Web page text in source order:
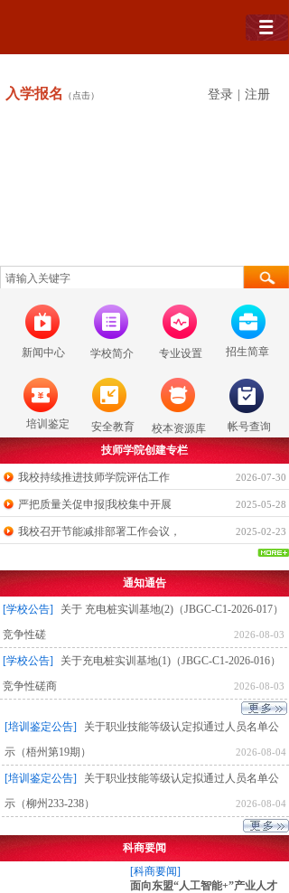
入学报名 （点击） 登录 注册
安全教育 校本资源库
专业设置
新闻中心 学校简介
培训鉴定 帐号查询
招生简章
技师学院创建专栏
我校持续推进技师学院评估工作 2026-07-30
严把质量关促申报|我校集中开展 2025-05-28
我校召开节能减排部署工作会议， 2025-02-23
通知通告
[学校公告]
关于 充电桩实训基地(2)（JBGC-C1-2026-017）
竞争性磋
2026-08-03
[学校公告]
关于充电桩实训基地(1)（JBGC-C1-2026-016）
竞争性磋商
2026-08-03
[培训鉴定公告]
关于职业技能等级认定拟通过人员名单公
示（梧州第19期）
2026-08-04
[培训鉴定公告]
关于职业技能等级认定拟通过人员名单公
示（柳州233-238）
2026-08-04
科商要闻
[科商要闻]
面向东盟“人工智能+”产业人才